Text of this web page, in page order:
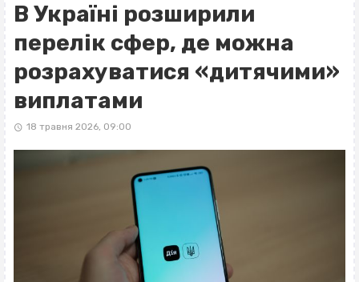
В Україні розширили
перелік сфер, де можна
розрахуватися «дитячими»
виплатами
18 травня 2026, 09:00